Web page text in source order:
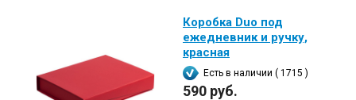
Коробка Duo под
ежедневник и ручку,
красная
Есть в наличии ( 1715 )
590 руб.